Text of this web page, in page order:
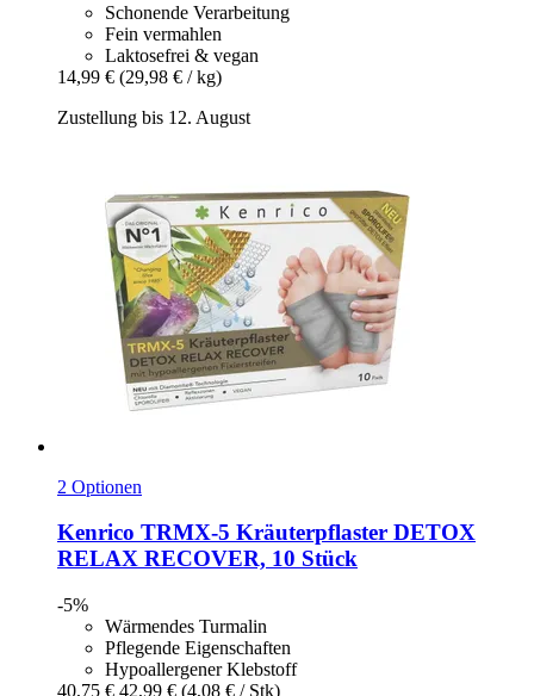
Schonende Verarbeitung
Fein vermahlen
Laktosefrei & vegan
14,99 € (29,98 € / kg)
Zustellung bis 12. August
2 Optionen
Kenrico TRMX-​5 Kräuterpflaster DETOX
RELAX RECOVER, 10 Stück
-5%
Wärmendes Turmalin
Pflegende Eigenschaften
Hypoallergener Klebstoff
40,75 € 42,99 € (4,08 € / Stk)